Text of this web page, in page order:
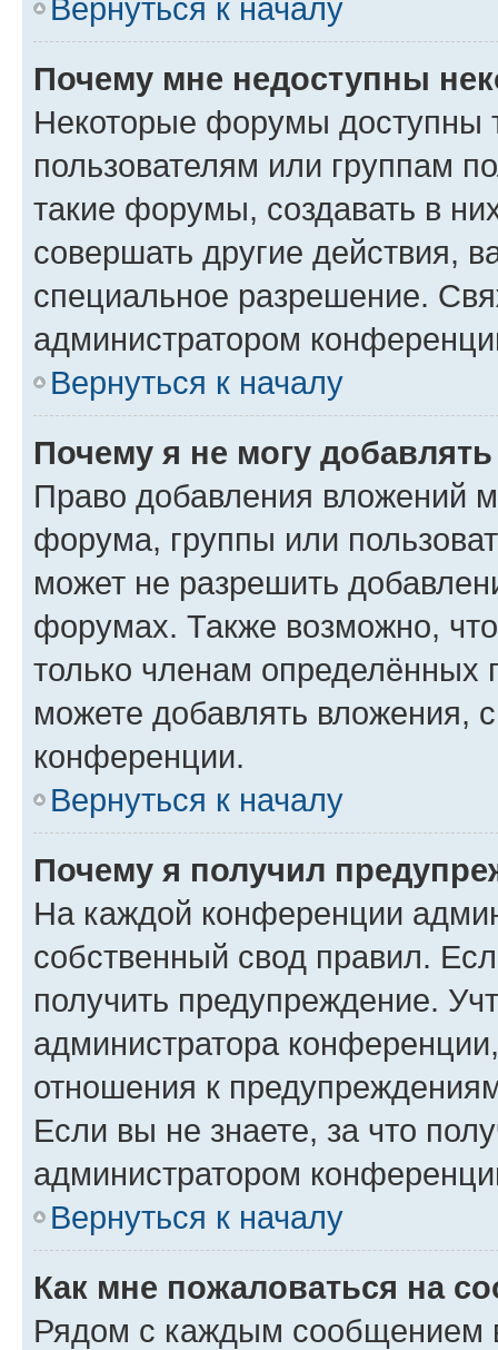
Вернуться к началу
Почему мне недоступны
Некоторые форумы доступны
пользователям или группам
такие форумы, создавать в
совершать другие действия,
специальное разрешение.
администратором
Вернуться к началу
Почему я не могу
Право добавления вложений
форума, группы или
может не разрешить
форумах. Также возможно,
только членам определённых
можете добавлять вложения,
конференции.
Вернуться к началу
Почему я получил
На каждой конференции
собственный свод правил.
получить предупреждение.
администратора
отношения к
Если вы не знаете, за что
администратором
Вернуться к началу
Как мне пожаловаться на
Рядом с каждым сообщением